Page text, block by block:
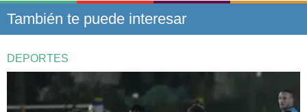
También te puede interesar
DEPORTES